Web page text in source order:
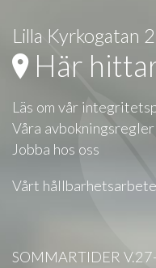
Lilla Kyrkogatan
Här
Läs om vår
Våra avbokningsregler
Jobba hos oss
Vårt hållbarhetsarbete
SOMMARTIDER